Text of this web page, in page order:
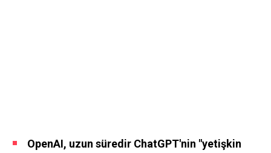
OpenAI, uzun süredir ChatGPT'nin "yetişkin